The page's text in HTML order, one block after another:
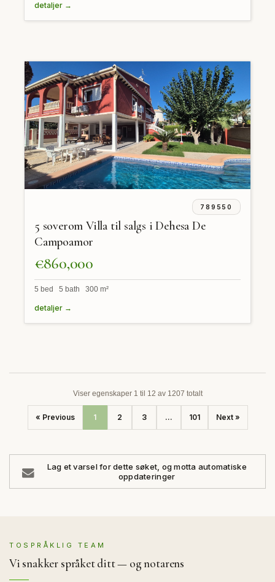
detaljer →
789550
5 soverom Villa til salgs i Dehesa De
Campoamor
€860,000
5 bed 5 bath 300 m²
detaljer →
Viser egenskaper 1 til 12 av 1207 totalt
« Previous 1 2 3 ... 101 Next »
Lag et varsel for dette søket, og motta automatiske
oppdateringer
TOSPRÅKLIG TEAM
Vi snakker språket ditt — og notarens